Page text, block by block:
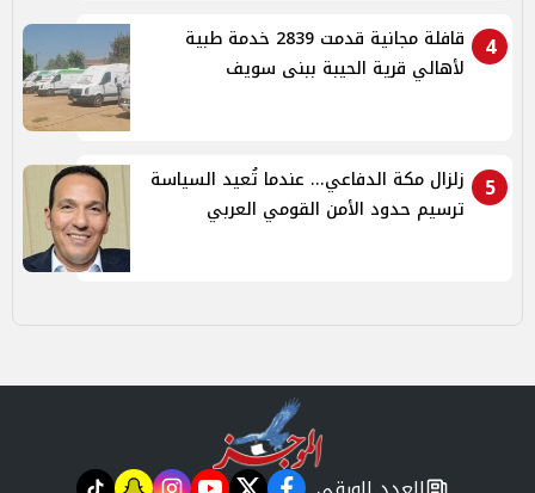
4
قافلة مجانية قدمت 2839 خدمة طبية
لأهالي قرية الحيبة ببنى سويف
5
زلزال مكة الدفاعي... عندما تُعيد السياسة
ترسيم حدود الأمن القومي العربي